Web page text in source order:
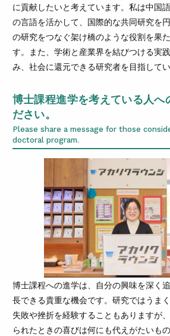
に貢献したいと考えています。私は中国
の言語を活かして、国際的な共同研究を
の研究をつなぐ架け橋のような役割を果
す。また、学術と産業界を結びつける実
み、社会に還元できる研究者を目指してい
博士課程進学を考えている人へ
ださい。
Please share a message for those
doctoral program.
博士課程への進学は、自分の興味を深く
長できる貴重な機会です。研究ではうま
失敗や挫折を経験することもありますが
られたときの喜びは何にも代えがたいも